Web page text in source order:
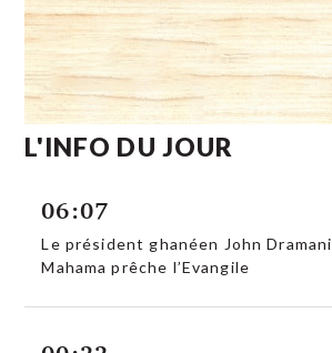
L'INFO DU JOUR
06:07
Le président ghanéen John Dramani
Mahama prêche l’Evangile